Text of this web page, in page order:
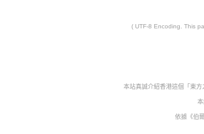
( UTF-8 Encoding. This
本站真誠介紹香港這個「東
依據《伯